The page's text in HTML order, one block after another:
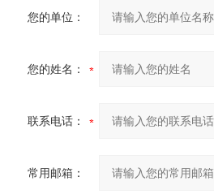
您的单位：
您的姓名：
联系电话：
常用邮箱：